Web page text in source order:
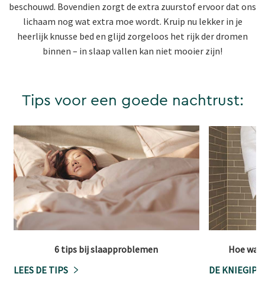
beschouwd. Bovendien zorgt de extra zuurstof ervoor dat ons
lichaam nog wat extra moe wordt. Kruip nu lekker in je
heerlijk knusse bed en glijd zorgeloos het rijk der dromen
binnen – in slaap vallen kan niet mooier zijn!
Tips voor een goede nachtrust:
6 tips bij slaapproblemen
LEES DE TIPS
Hoe
DE KNIEGIPS